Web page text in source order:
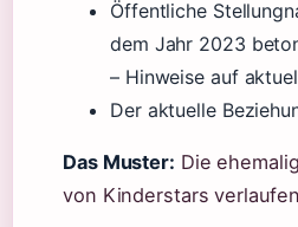
Öffentliche
dem Jahr 2023
– Hinweise auf
Der aktuelle
Das Muster: Die
von Kinderstars